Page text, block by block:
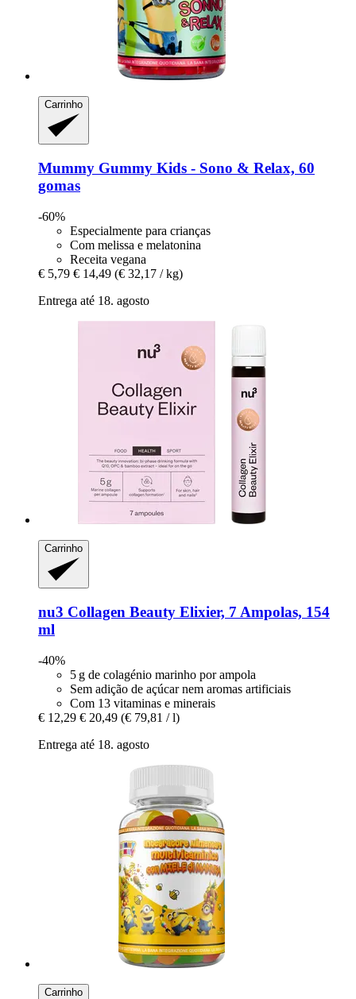
Carrinho
Mummy Gummy Kids -​ Sono & Relax, 60
gomas
-60%
Especialmente para crianças
Com melissa e melatonina
Receita vegana
€ 5,79 € 14,49 (€ 32,17 / kg)
Entrega até 18. agosto
Carrinho
nu3 Collagen Beauty Elixier, 7 Ampolas, 154
ml
-40%
5 g de colagénio marinho por ampola
Sem adição de açúcar nem aromas artificiais
Com 13 vitaminas e minerais
€ 12,29 € 20,49 (€ 79,81 / l)
Entrega até 18. agosto
Carrinho